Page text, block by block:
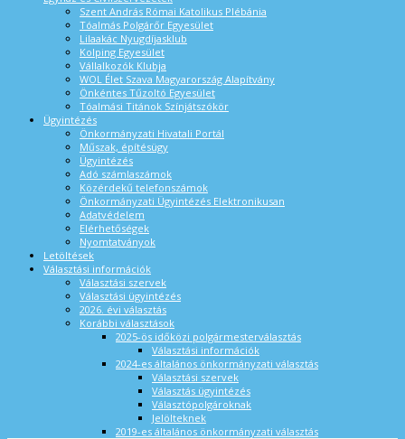
Szent András Római Katolikus Plébánia
Tóalmás Polgárőr Egyesület
Lilaakác Nyugdíjasklub
Kolping Egyesület
Vállalkozók Klubja
WOL Élet Szava Magyarország Alapítvány
Önkéntes Tűzoltó Egyesület
Tóalmási Titánok Színjátszókör
Ügyintézés
Önkormányzati Hivatali Portál
Műszak, építésügy
Ügyintézés
Adó számlaszámok
Közérdekű telefonszámok
Önkormányzati Ügyintézés Elektronikusan
Adatvédelem
Elérhetőségek
Nyomtatványok
Letöltések
Választási információk
Választási szervek
Választási ügyintézés
2026. évi választás
Korábbi választások
2025-ös időközi polgármesterválasztás
Választási információk
2024-es általános önkormányzati választás
Választási szervek
Választás ügyintézés
Választópolgároknak
Jelölteknek
2019-es általános önkormányzati választás